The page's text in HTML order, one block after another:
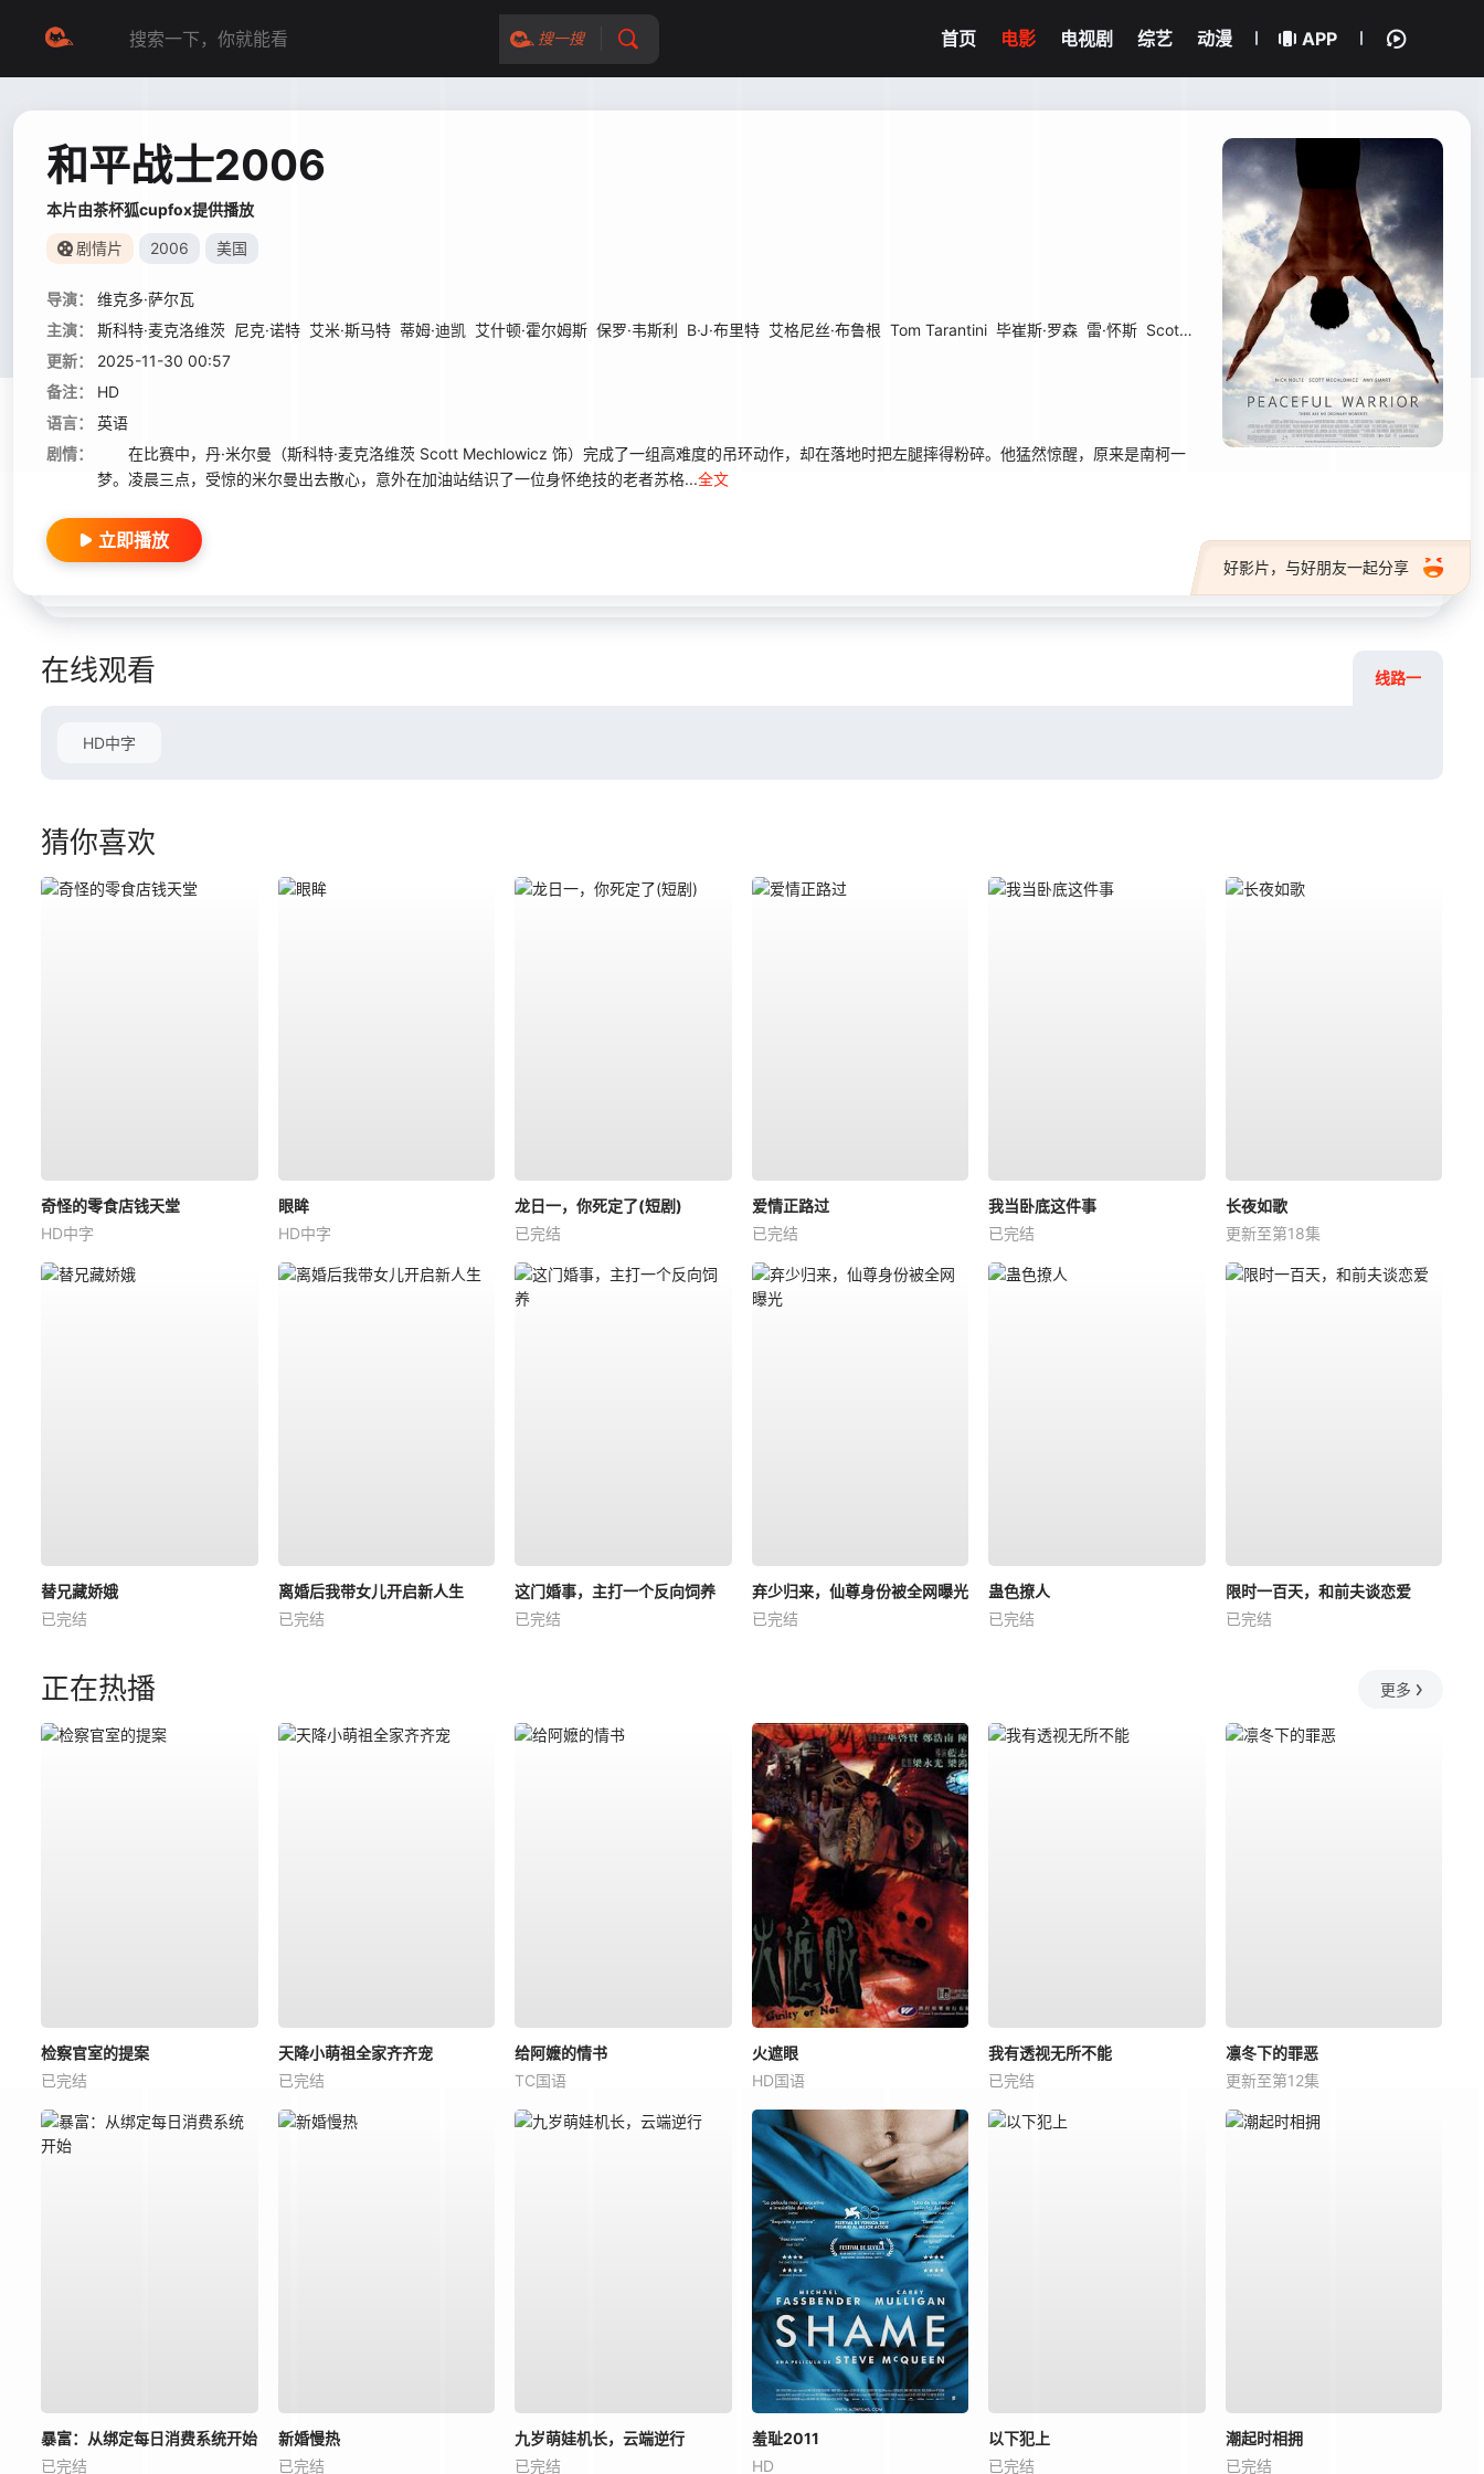
搜一搜 首页 电影 电视剧 综艺 动漫 APP
和平战士2006
本片由茶杯狐cupfox提供播放
剧情片 2006 美国
导演：
维克多·萨尔瓦
主演：
斯科特·麦克洛维茨 尼克·诺特 艾米·斯马特 蒂姆·迪凯 艾什顿·霍尔姆斯 保罗·韦斯利 B·J·布里特 艾格尼丝·布鲁根 Tom Tarantini 毕崔斯·罗森 雷·怀斯 Scott Caudill Matthew Prater Bart Conner
更新：
2025-11-30 00:57
备注：
HD
语言：
英语
剧情：
在比赛中，丹·米尔曼（斯科特·麦克洛维茨 Scott Mechlowicz 饰）完成了一组高难度的吊环动作，却在落地时把左腿摔得粉碎。他猛然惊醒，原来是南柯一
梦。凌晨三点，受惊的米尔曼出去散心，意外在加油站结识了一位身怀绝技的老者苏格...全文
好影片，与好朋友一起分享
立即播放
在线观看 线路一
HD中字
猜你喜欢
奇怪的零食店钱天堂
HD中字
眼眸
HD中字
龙日一，你死定了(短剧)
已完结
爱情正路过
已完结
我当卧底这件事
已完结
长夜如歌
更新至第18集
替兄藏娇娥
已完结
离婚后我带女儿开启新人生
已完结
这门婚事，主打一个反向饲养
已完结
弃少归来，仙尊身份被全网曝光
已完结
蛊色撩人
已完结
限时一百天，和前夫谈恋爱
已完结
正在热播 更多
检察官室的提案
已完结
天降小萌祖全家齐齐宠
已完结
给阿嬷的情书
TC国语
火遮眼
HD国语
我有透视无所不能
已完结
凛冬下的罪恶
更新至第12集
暴富：从绑定每日消费系统开始
已完结
新婚慢热
已完结
九岁萌娃机长，云端逆行
已完结
羞耻2011
HD
以下犯上
已完结
潮起时相拥
已完结